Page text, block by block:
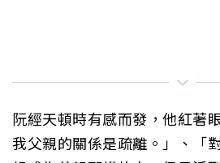
阮經天頓時有感而發，他紅著
我父親的關係是疏離。」、「